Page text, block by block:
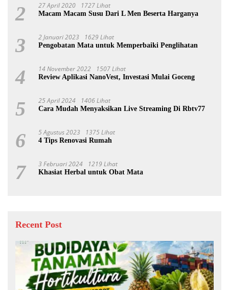
2 27 April 2020 1727 Lihat
Macam Macam Susu Dari L Men Beserta Harganya
3 2 Januari 2023 1629 Lihat
Pengobatan Mata untuk Memperbaiki Penglihatan
4 14 November 2022 1507 Lihat
Review Aplikasi NanoVest, Investasi Mulai Goceng
5 25 April 2024 1406 Lihat
Cara Mudah Menyaksikan Live Streaming Di Rbtv77
6 5 Agustus 2023 1375 Lihat
4 Tips Renovasi Rumah
7 3 Februari 2024 1219 Lihat
Khasiat Herbal untuk Obat Mata
Recent Post